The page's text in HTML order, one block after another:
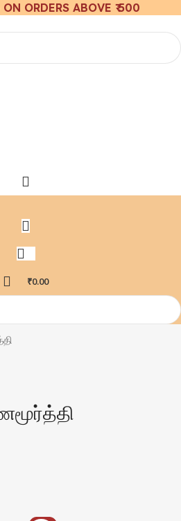
ORDERS ABOVE ₹ 500
₹0.00